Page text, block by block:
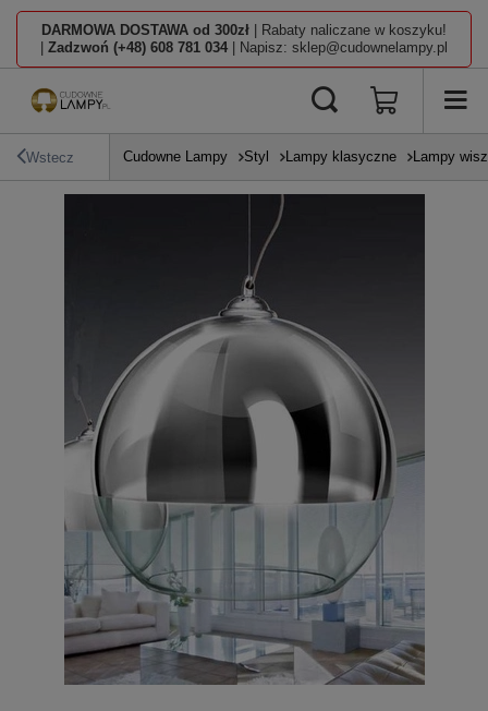
DARMOWA DOSTAWA od 300zł | Rabaty naliczane w koszyku!
Zadzwoń (+48) 608 781 034 | Napisz: sklep@cudownelampy.pl
Wstecz Cudowne Lampy Styl Lampy klasyczne Lampy